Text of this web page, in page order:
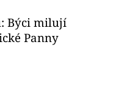
Býci milují
Panny